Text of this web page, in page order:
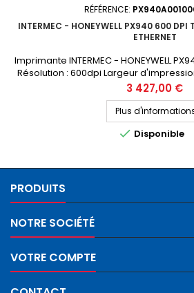
RÉFÉRENCE:
INTERMEC - HONEYWELL PX940 600 DPI
ETHERNET
Imprimante INTERMEC - HONEYWELL
Résolution : 600dpi Largeur
Connectique : USB, Ethernet, RS232 Prix
HT Demandez votre devis
Prix
3 427,00 €
Plus
 Disponible
PRODUITS
NOTRE SOCIÉTÉ
VOTRE COMPTE